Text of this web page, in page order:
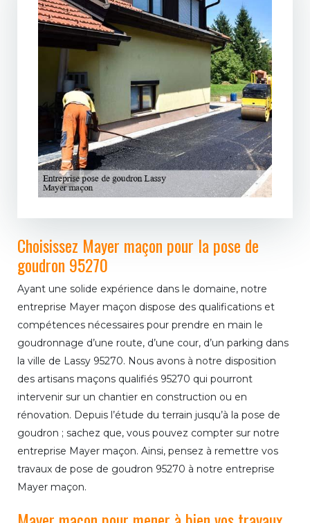
Choisissez Mayer maçon pour la pose de
goudron 95270
Ayant une solide expérience dans le domaine, notre
entreprise Mayer maçon dispose des qualifications et
compétences nécessaires pour prendre en main le
goudronnage d’une route, d’une cour, d’un parking dans
la ville de Lassy 95270. Nous avons à notre disposition
des artisans maçons qualifiés 95270 qui pourront
intervenir sur un chantier en construction ou en
rénovation. Depuis l’étude du terrain jusqu’à la pose de
goudron ; sachez que, vous pouvez compter sur notre
entreprise Mayer maçon. Ainsi, pensez à remettre vos
travaux de pose de goudron 95270 à notre entreprise
Mayer maçon.